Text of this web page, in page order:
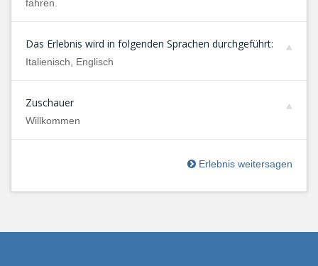
fahren.
Das Erlebnis wird in folgenden Sprachen durchgeführt:
Italienisch, Englisch
Zuschauer
Willkommen
Erlebnis weitersagen